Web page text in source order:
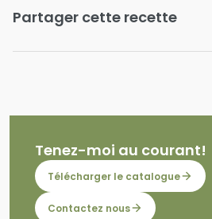
Partager cette recette
Tenez-moi au courant!
Télécharger le catalogue
Contactez nous